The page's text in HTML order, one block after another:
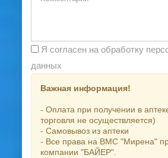
данных
Важная информация!
- Оплата при получении в
торговля не осуществляется)
- Самовывоз из аптеки
- Все права на ВМС "Мирена"
компании "БАЙЕР".